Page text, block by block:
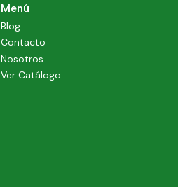
Menú
Blog
Contacto
Nosotros
Ver Catálogo